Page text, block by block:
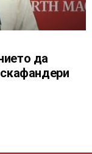
да
скафандери